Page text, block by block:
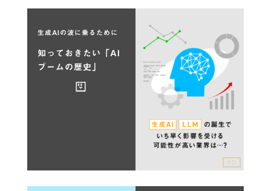
生成AIの波に乗るために
知っておきたい「AI
ブームの歴史」
AD